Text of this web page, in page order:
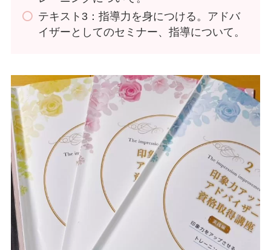
テキスト3：指導力を身につける。アドバ
イザーとしてのセミナー、指導について。